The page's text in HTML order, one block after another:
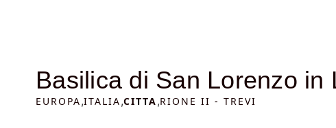
Basilica di San Lorenzo in
EUROPA,ITALIA,CITTA,RIONE II - TREVI